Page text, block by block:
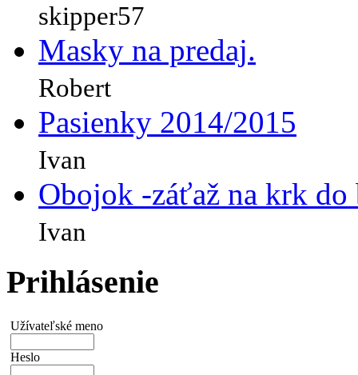
skipper57
Masky na predaj.
Robert
Pasienky 2014/2015
Ivan
Obojok -záťaž na krk do
Ivan
Prihlásenie
Užívateľské meno
Heslo